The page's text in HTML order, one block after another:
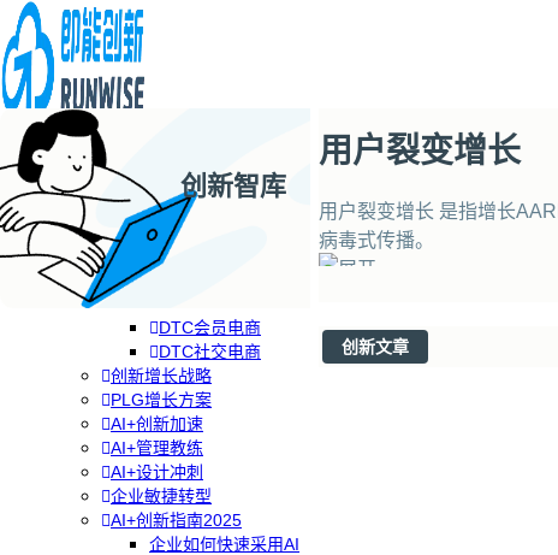
企业AI+创新
AI+创新战略
品牌DTC方案
RGM增长方案
DTC会员电商
DTC社交电商
创新增长战略
PLG增长方案
AI+创新加速
AI+管理教练
AI+设计冲刺
企业敏捷转型
AI+创新指南2025
企业如何快速采用AI
创新智库
专题 分类 专栏
用户裂变增长
用户裂变增长 是指增长
病毒式传播。
创新文章